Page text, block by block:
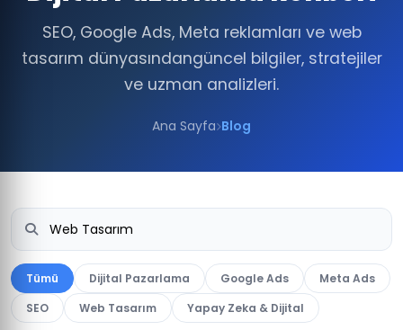
SEO, Google Ads, Meta reklamları ve web
tasarım dünyasındangüncel bilgiler, stratejiler
ve uzman analizleri.
Ana Sayfa Blog
Tümü Dijital Pazarlama Google Ads
Meta Ads
SEO
Web Tasarım Yapay Zeka & Dijital